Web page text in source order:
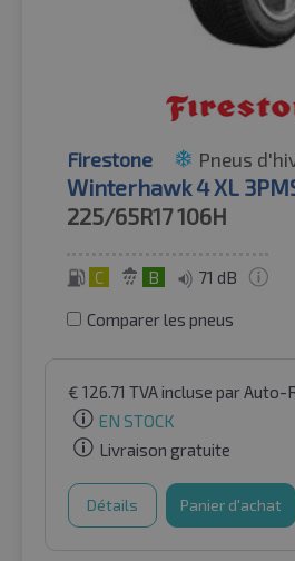
Firestone Pneus
Winterhawk 4 XL
225/65R17106H
C B 71 dB
Comparer les pneus
€ 126.71 TVA incluse par Auto-
EN STOCK
Livraison gratuite
Détails Panier d'achat